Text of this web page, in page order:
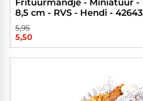
Frituurmandje - Miniatuur -
8,5 cm - RVS - Hendi -
5,95
5,50